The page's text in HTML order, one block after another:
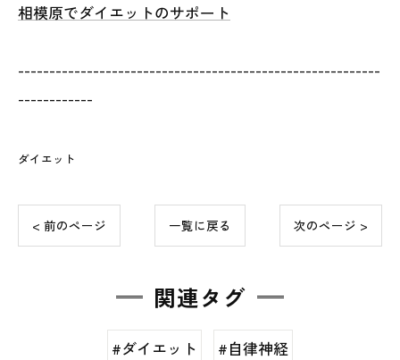
相模原でダイエットのサポート
----------------------------------------------------------
------------
ダイエット
< 前のページ 一覧に戻る 次のページ >
関連タグ
#ダイエット
#自律神経